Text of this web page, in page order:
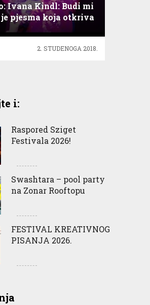
Ivana Kindl: Budi mi
pjesma koja otkriva
nježniju stranu
2. STUDENOGA 2018.
i:
Raspored Sziget
Festivala 2026!
Swashtara – pool party
na Zonar Rooftopu
FESTIVAL KREATIVNOG
PISANJA 2026.